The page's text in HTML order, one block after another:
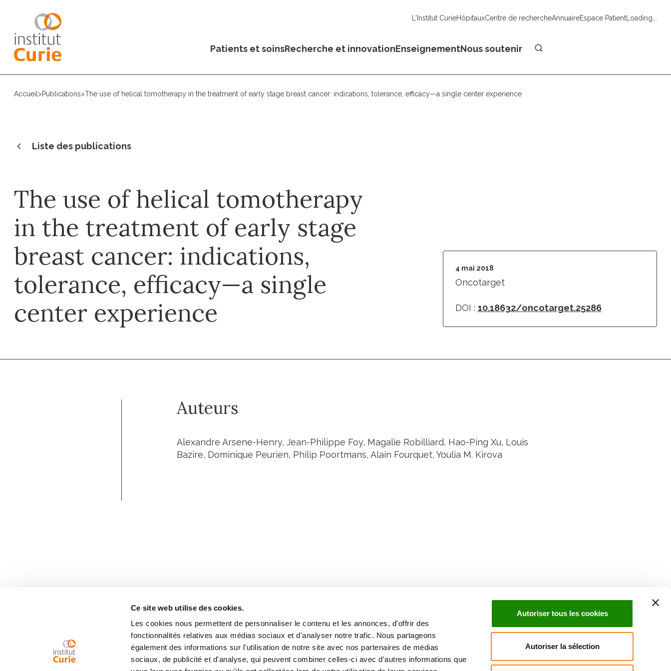
Ce site web utilise des cookies.
Les cookies nous permettent de personnaliser le contenu et les annonces, d'offrir des
fonctionnalités relatives aux médias sociaux et d'analyser notre trafic. Nous partageons
également des informations sur l'utilisation de notre site avec nos partenaires de médias
sociaux, de publicité et d'analyse, qui peuvent combiner celles-ci avec d'autres informations que
Autoriser tous les cookies
Autoriser la sélection
L'Institut CurieHôpitauxCentre de rechercheAnnuaireEspace PatientLoading...
Patients et soinsRecherche et innovationEnseignementNous soutenir
Accueil >Publications>The use of helical tomotherapy in the treatment of early stage breast cancer: indications, tolerance, efficacy—a single center experience
Liste des publications
The use of helical tomotherapy
in the treatment of early stage
breast cancer: indications,
tolerance, efficacy—a single
center experience
4 mai 2018
Oncotarget
DOI : 10.18632/oncotarget.25286
Auteurs
Alexandre Arsene-Henry, Jean-Philippe Foy, Magalie Robilliard, Hao-Ping Xu, Louis
Bazire, Dominique Peurien, Philip Poortmans, Alain Fourquet, Youlia M. Kirova
Inscrivez-vous à la newsletter